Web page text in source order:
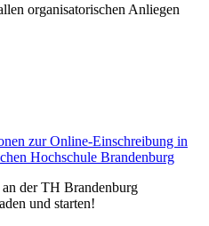
organisatorischen Anliegen
der TH Brandenburg
und starten!